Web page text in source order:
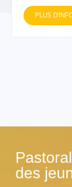
PLUS
des